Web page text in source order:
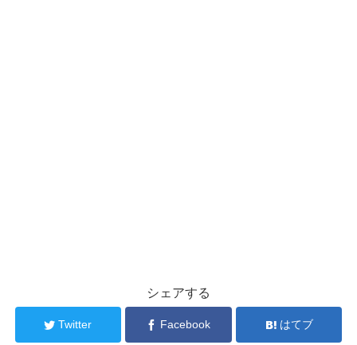
シェアする
Twitter Facebook はてブ